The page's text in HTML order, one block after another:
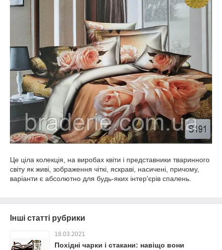
Це ціла колекція, на виробах квіти і представники тваринного
світу як живі, зображення чіткі, яскраві, насичені, причому,
варіанти є абсолютно для будь-яких інтер'єрів спалень.
Інші статті рубрики
18.03.2021
Похідні чарки і стакани: навіщо вони